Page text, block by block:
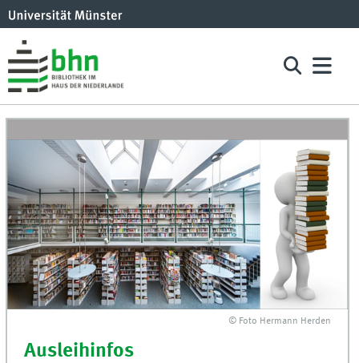
© Foto Hermann Herden
Ausleihinfos